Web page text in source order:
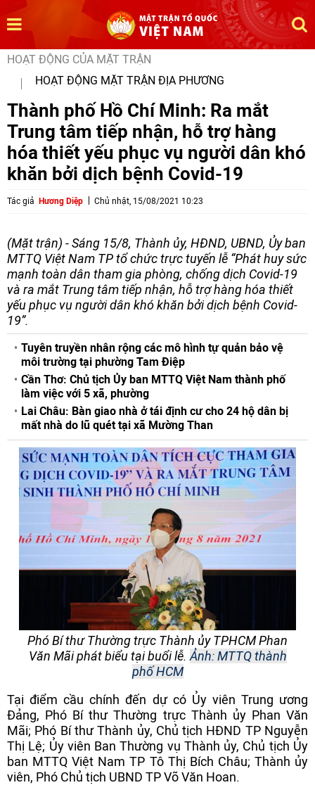
HOẠT ĐỘNG CỦA MẶT TRẬN
HOẠT ĐỘNG MẶT TRẬN ĐỊA PHƯƠNG
Thành phố Hồ Chí Minh: Ra mắt
Trung tâm tiếp nhận, hỗ trợ hàng
hóa thiết yếu phục vụ người dân khó
khăn bởi dịch bệnh Covid-19
Tác giả Hương Diệp Chủ nhật, 15/08/2021 10:23
(Mặt trận) - Sáng 15/8, Thành ủy, HĐND, UBND, Ủy ban
MTTQ Việt Nam TP tổ chức trực tuyến lễ “Phát huy sức
mạnh toàn dân tham gia phòng, chống dịch Covid-19
và ra mắt Trung tâm tiếp nhận, hỗ trợ hàng hóa thiết
yếu phục vụ người dân khó khăn bởi dịch bệnh Covid-
19”.
Tuyên truyền nhân rộng các mô hình tự quản bảo vệ
môi trường tại phường Tam Điệp
Cần Thơ: Chủ tịch Ủy ban MTTQ Việt Nam thành phố
làm việc với 5 xã, phường
Lai Châu: Bàn giao nhà ở tái định cư cho 24 hộ dân bị
mất nhà do lũ quét tại xã Mường Than
Phó Bí thư Thường trực Thành ủy TPHCM Phan
Văn Mãi phát biểu tại buổi lễ. Ảnh: MTTQ thành
phố HCM
Tại điểm cầu chính đến dự có Ủy viên Trung ương
Đảng, Phó Bí thư Thường trực Thành ủy Phan Văn
Mãi; Phó Bí thư Thành ủy, Chủ tịch HĐND TP Nguyễn
Thị Lệ; Ủy viên Ban Thường vụ Thành ủy, Chủ tịch Ủy
ban MTTQ Việt Nam TP Tô Thị Bích Châu; Thành ủy
viên, Phó Chủ tịch UBND TP Võ Văn Hoan.